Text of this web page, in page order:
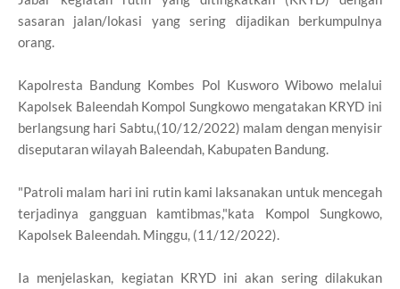
sasaran jalan/lokasi yang sering dijadikan berkumpulnya
orang.
Kapolresta Bandung Kombes Pol Kusworo Wibowo melalui
Kapolsek Baleendah Kompol Sungkowo mengatakan KRYD ini
berlangsung hari Sabtu,(10/12/2022) malam dengan menyisir
diseputaran wilayah Baleendah, Kabupaten Bandung.
"Patroli malam hari ini rutin kami laksanakan untuk mencegah
terjadinya gangguan kamtibmas,"kata Kompol Sungkowo,
Kapolsek Baleendah. Minggu, (11/12/2022).
Ia menjelaskan, kegiatan KRYD ini akan sering dilakukan